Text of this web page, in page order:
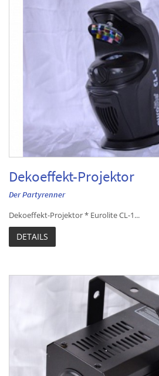
Dekoeffekt-Projektor
Der Partyrenner
Dekoeffekt-Projektor * Eurolite CL-1...
DETAILS